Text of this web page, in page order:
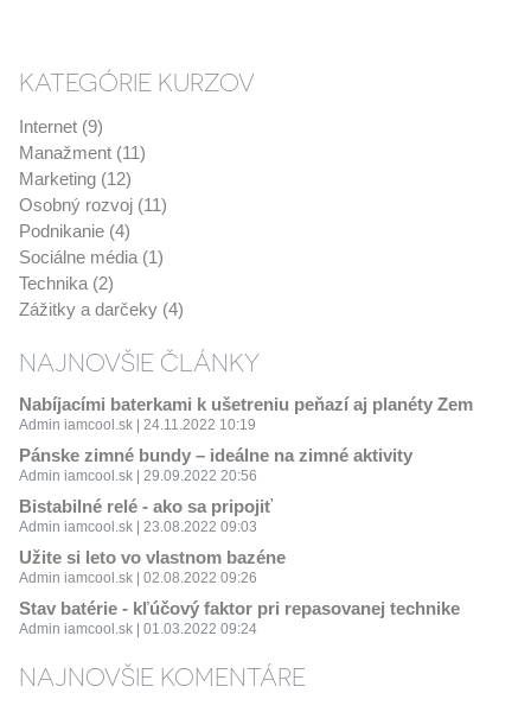
KATEGÓRIE KURZOV
Internet (9)
Manažment (11)
Marketing (12)
Osobný rozvoj (11)
Podnikanie (4)
Sociálne média (1)
Technika (2)
Zážitky a darčeky (4)
NAJNOVŠIE ČLÁNKY
Nabíjacími baterkami k ušetreniu peňazí aj planéty Zem
Admin iamcool.sk | 24.11.2022 10:19
Pánske zimné bundy – ideálne na zimné aktivity
Admin iamcool.sk | 29.09.2022 20:56
Bistabilné relé - ako sa pripojiť
Admin iamcool.sk | 23.08.2022 09:03
Užite si leto vo vlastnom bazéne
Admin iamcool.sk | 02.08.2022 09:26
Stav batérie - kľúčový faktor pri repasovanej technike
Admin iamcool.sk | 01.03.2022 09:24
NAJNOVŠIE KOMENTÁRE